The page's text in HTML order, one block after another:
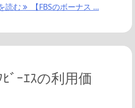
読む 【FBSのボーナス ...
ﾞｰｴｽの利用価